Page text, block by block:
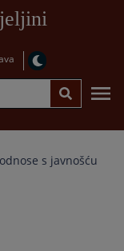
s javnošću